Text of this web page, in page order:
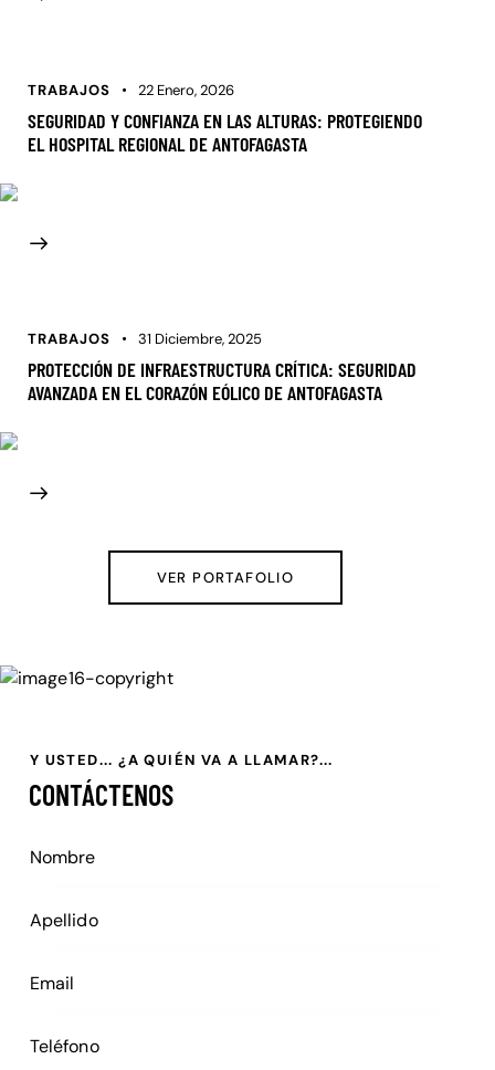
TRABAJOS 22 Enero, 2026
SEGURIDAD Y CONFIANZA EN LAS ALTURAS: PROTEGIENDO
EL HOSPITAL REGIONAL DE ANTOFAGASTA
TRABAJOS 31 Diciembre, 2025
PROTECCIÓN DE INFRAESTRUCTURA CRÍTICA: SEGURIDAD
AVANZADA EN EL CORAZÓN EÓLICO DE ANTOFAGASTA
VER PORTAFOLIO
Y USTED... ¿A QUIÉN VA A LLAMAR?...
CONTÁCTENOS